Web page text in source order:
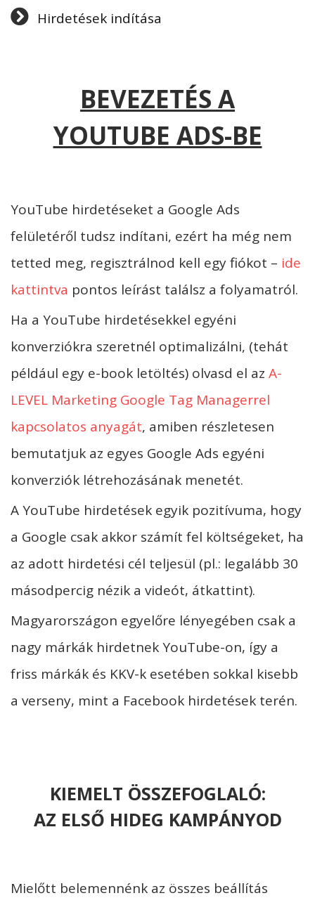
Hirdetések indítása
BEVEZETÉS A
YOUTUBE ADS-BE
YouTube hirdetéseket a Google Ads
felületéről tudsz indítani, ezért ha még nem
tetted meg, regisztrálnod kell egy fiókot – ide
kattintva pontos leírást találsz a folyamatról.
Ha a YouTube hirdetésekkel egyéni
konverziókra szeretnél optimalizálni, (tehát
például egy e-book letöltés) olvasd el az A-
LEVEL Marketing Google Tag Managerrel
kapcsolatos anyagát, amiben részletesen
bemutatjuk az egyes Google Ads egyéni
konverziók létrehozásának menetét.
A YouTube hirdetések egyik pozitívuma, hogy
a Google csak akkor számít fel költségeket, ha
az adott hirdetési cél teljesül (pl.: legalább 30
másodpercig nézik a videót, átkattint).
Magyarországon egyelőre lényegében csak a
nagy márkák hirdetnek YouTube-on, így a
friss márkák és KKV-k esetében sokkal kisebb
a verseny, mint a Facebook hirdetések terén.
KIEMELT ÖSSZEFOGLALÓ:
AZ ELSŐ HIDEG KAMPÁNYOD
Mielőtt belemennénk az összes beállítás